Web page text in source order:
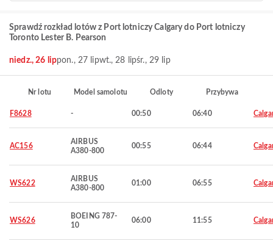
Sprawdź rozkład lotów z Port lotniczy Calgary do Port lotniczy
Toronto Lester B. Pearson
niedz., 26 lippon., 27 lipwt., 28 lipśr., 29 lip
Nr lotu Model samolotu Odloty Przybywa
F8628 - 00:50 06:40
AC156
AIRBUS
A380-800
00:55 06:44
WS622
AIRBUS
A380-800
01:00 06:55
WS626
BOEING 787-
10
06:00 11:55